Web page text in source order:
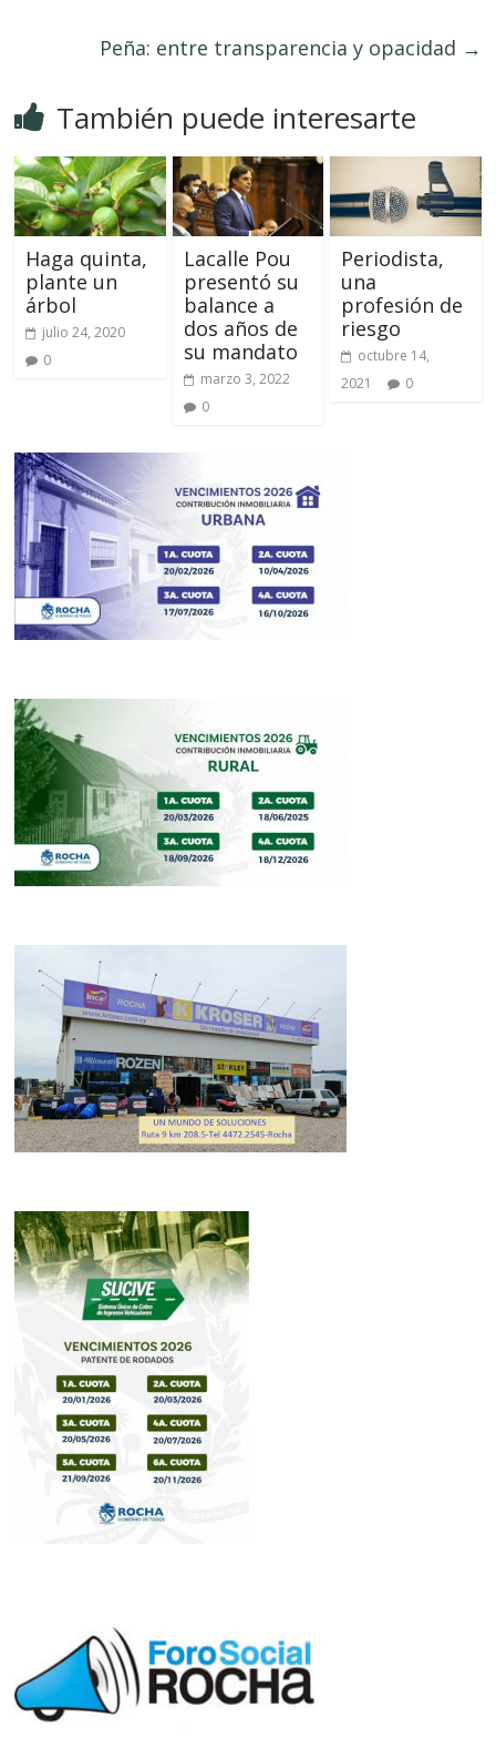
Peña: entre transparencia y opacidad →
También puede interesarte
Haga quinta,
plante un
árbol
julio 24, 2020
0
Lacalle Pou
presentó su
balance a
dos años de
su mandato
marzo 3, 2022
0
Periodista,
una
profesión de
riesgo
octubre 14,
2021
0